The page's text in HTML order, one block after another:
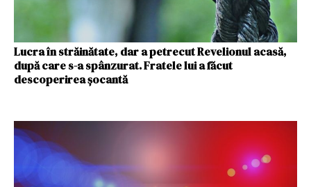
Lucra în străinătate, dar a petrecut Revelionul acasă,
după care s-a spânzurat. Fratele lui a făcut
descoperirea șocantă